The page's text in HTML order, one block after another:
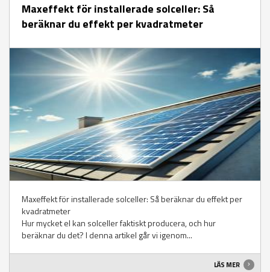
Maxeffekt för installerade solceller: Så
beräknar du effekt per kvadratmeter
Maxeffekt för installerade solceller: Så beräknar du effekt per
kvadratmeter
Hur mycket el kan solceller faktiskt producera, och hur
beräknar du det? I denna artikel går vi igenom...
LÄS MER